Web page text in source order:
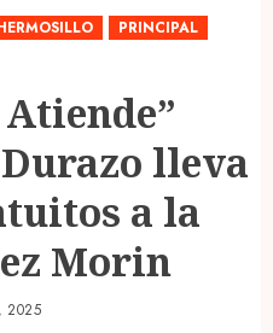
PRINCIPAL
lleva
a la
Morin
2025